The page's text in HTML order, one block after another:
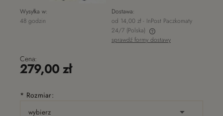
Wysyłka w:
48 godzin
Dostawa:
od 14,00 zł
- InPost Paczkomaty
24/7 (Polska)
Cena nie zawiera ewentualnych kosztów płatności
sprawdź formy dostawy
Cena:
279,00 zł
* Rozmiar: